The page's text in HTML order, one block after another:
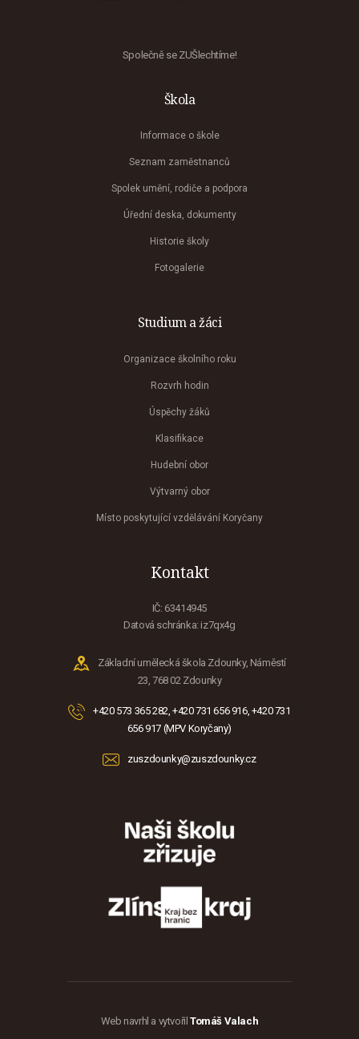
Společně se ZUŠlechtíme!
Škola
Informace o škole
Seznam zaměstnanců
Spolek umění, rodiče a podpora
Úřední deska, dokumenty
Historie školy
Fotogalerie
Studium a žáci
Organizace školního roku
Rozvrh hodin
Úspěchy žáků
Klasifikace
Hudební obor
Výtvarný obor
Místo poskytující vzdělávání Koryčany
Kontakt
IČ: 63414945
Datová schránka: iz7qx4g
Základní umělecká škola Zdounky, Náměstí
23, 768 02 Zdounky
+420 573 365 282, +420 731 656 916, +420 731
656 917 (MPV Koryčany)
zuszdounky@zuszdounky.cz
Web navrhl a vytvořil Tomáš Valach